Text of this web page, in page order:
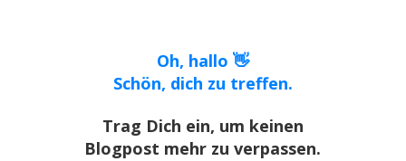
Oh, hallo 👋
Schön, dich zu treffen.
Trag Dich ein, um keinen
Blogpost mehr zu verpassen.